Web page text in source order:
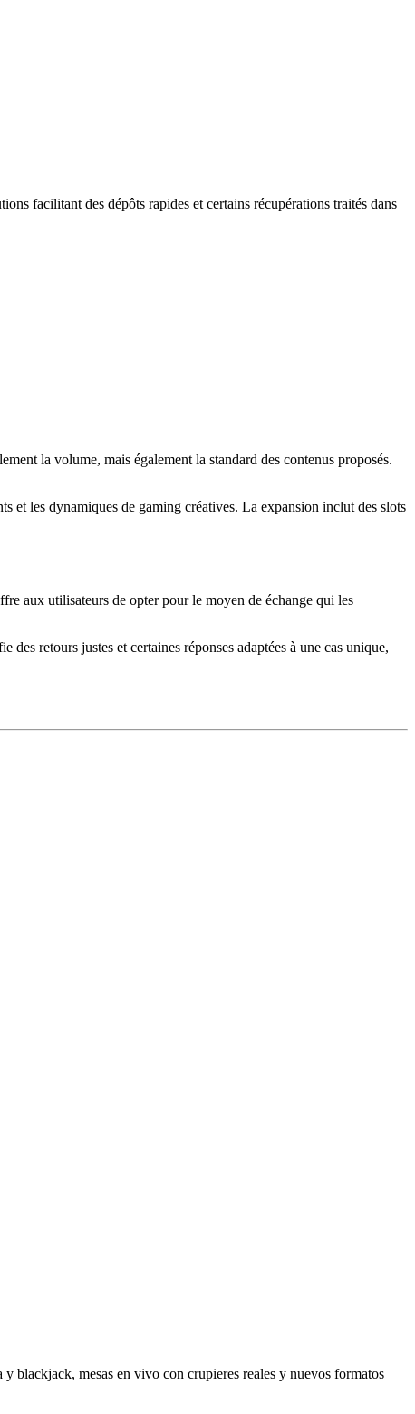
facilitant des dépôts rapides et certains récupérations traités dans
la volume, mais également la standard des contenus proposés.
et les dynamiques de gaming créatives. La expansion inclut des slots
aux utilisateurs de opter pour le moyen de échange qui les
retours justes et certaines réponses adaptées à une cas unique,
blackjack, mesas en vivo con crupieres reales y nuevos formatos